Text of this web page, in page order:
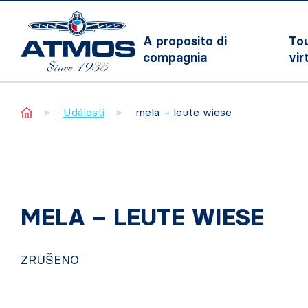
A proposito di
compagnia
Home Události mela – leute wiese
MELA – LEUTE WIESE
ZRUŠENO